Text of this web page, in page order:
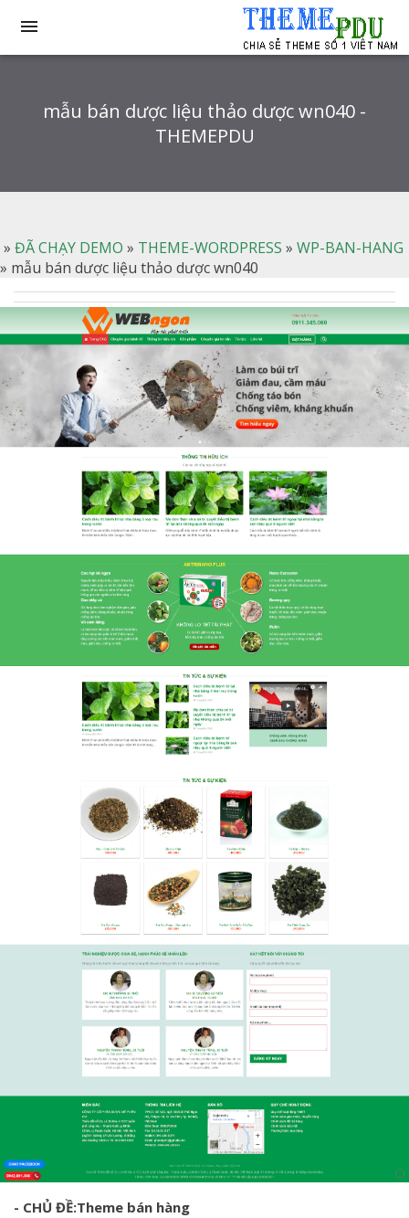

mẫu bán dược liệu thảo dược wn040 -
THEMEPDU
» ĐÃ CHẠY DEMO » THEME-WORDPRESS » WP-BAN-HANG
» mẫu bán dược liệu thảo dược wn040
- CHỦ ĐỀ:Theme bán hàng